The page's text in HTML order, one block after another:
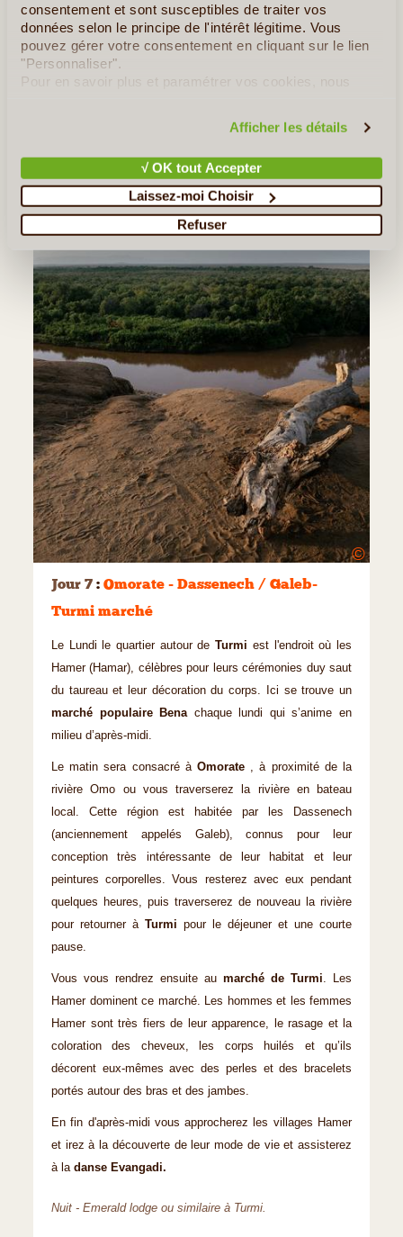
consentement et sont susceptibles de traiter vos
données selon le principe de l'intérêt légitime. Vous
pouvez gérer votre consentement en cliquant sur le lien
"Personnaliser".
Pour en savoir plus et paramétrer vos cookies, nous
Afficher les détails
√ OK tout Accepter
Laissez-moi Choisir
Refuser
Dimeka(tous les samedis). Vous assisterez, si possible,
au saut du taureau ou àune fête de mariage
cérémonies Hamerqui peuvent se dérouler durant votre
présence dans cette région.
Les Incontournable(s) : La Vallée de l'Omo
©
Jour 7 : Omorate - Dassenech / Galeb-
Turmi marché
Le Lundi le quartier autour deTurmi est l'endroit où les
Hamer (Hamar), célèbres pour leurs cérémonies duy saut
du taureau et leur décoration du corps. Ici se trouve un
marché populaire Benachaque lundi qui s’anime en
milieu d’après-midi.
Le matin sera consacré à Omorate , à proximité de la
rivière Omo ou vous traverserez la rivière en bateau
local. Cette région est habitée par les Dassenech
(anciennement appelés Galeb), connus pour leur
conception très intéressante de leur habitat et leur
peintures corporelles. Vous resterez avec eux pendant
quelques heures, puis traverserez de nouveau la rivière
pour retourner à Turmi pour le déjeuner et une courte
pause.
Vous vous rendrez ensuite au marché de Turmi. Les
Hamer dominent ce marché. Les hommes et les femmes
Hamer sont très fiers de leur apparence, le rasage et la
coloration des cheveux, les corps huilés et qu’ils
décorent eux-mêmes avec des perles et des bracelets
portés autour des bras et des jambes.
En fin d'après-midi vous approcherez les villages Hamer
et irez à la découverte de leur mode de vie et assisterez
à la danse Evangadi.
Nuit - Emerald lodge ou similaire à Turmi.